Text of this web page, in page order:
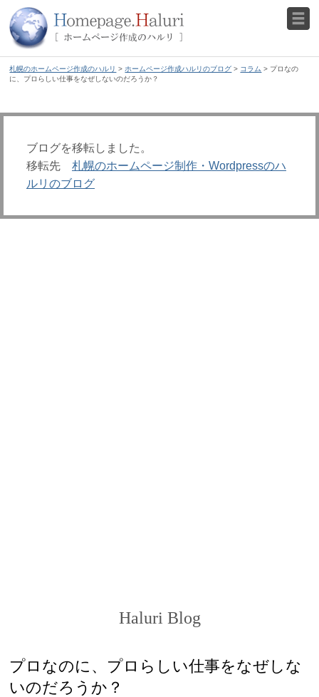
札幌のホームページ作成のハルリ > ホームページ作成ハルリのブログ > コラム > プロなの
に、プロらしい仕事をなぜしないのだろうか？
ブログを移転しました。
移転先 札幌のホームページ制作・Wordpressのハ
ルリのブログ
Haluri Blog
プロなのに、プロらしい仕事をなぜしな
いのだろうか？